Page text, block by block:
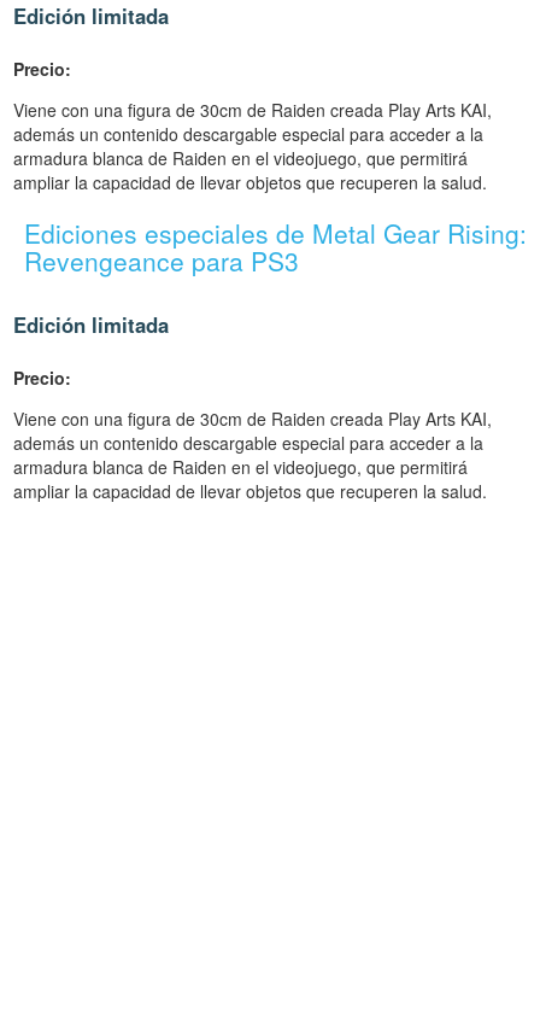
Edición limitada
Precio:
Viene con una figura de 30cm de Raiden creada Play Arts KAI,
además un contenido descargable especial para acceder a la
armadura blanca de Raiden en el videojuego, que permitirá
ampliar la capacidad de llevar objetos que recuperen la salud.
Ediciones especiales de Metal Gear Rising:
Revengeance para PS3
Edición limitada
Precio:
Viene con una figura de 30cm de Raiden creada Play Arts KAI,
además un contenido descargable especial para acceder a la
armadura blanca de Raiden en el videojuego, que permitirá
ampliar la capacidad de llevar objetos que recuperen la salud.